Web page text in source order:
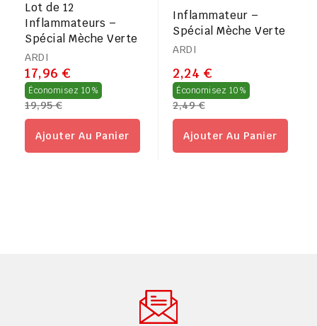
Lot de 12
Inflammateurs –
Spécial Mèche Verte
ARDI
17,96 €
Économisez 10% Prix
régulier
19,95 €
Ajouter Au Panier
Inflammateur –
Spécial Mèche Verte
ARDI
2,24 €
Économisez 10% Prix
régulier
2,49 €
Ajouter Au Panier